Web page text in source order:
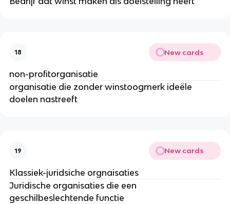
18 New cards
non-profitorganisatie
organisatie die zonder winstoogmerk ideële
doelen nastreeft
19 New cards
Klassiek-juridsiche orgnaisaties
Juridische organisaties die een
geschilbeslechtende functie